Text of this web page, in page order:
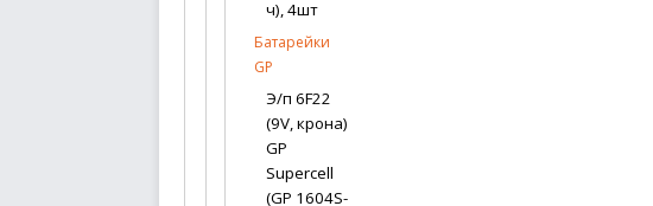
ч), 4шт
Батарейки
GP
Э/п 6F22
(9V, крона)
GP
Supercell
(GP 1604S-